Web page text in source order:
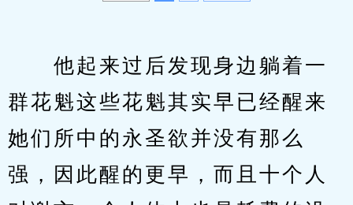
他起来过后发现身边躺着一
群花魁这些花魁其实早已经醒来
她们所中的永圣欲并没有那么
强，因此醒的更早，而且十个人